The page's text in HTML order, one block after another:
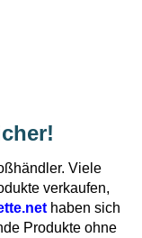
Viele
verkaufen,
haben sich
Produkte ohne